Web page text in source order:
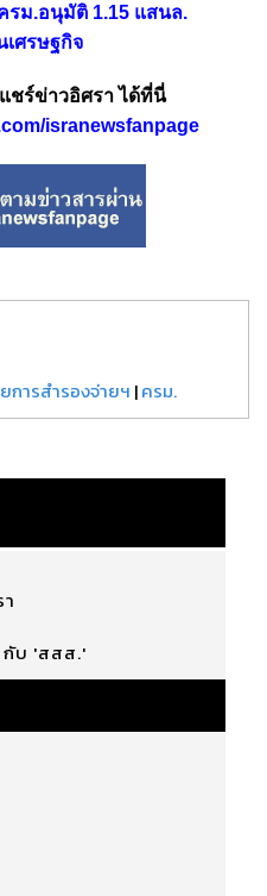
รม.อนุมัติ 1.15 แสนล.
เศรษฐกิจ
ชร์ข่าวอิศรา ได้ที่นี่
isranewsfanpage
การสำรองจ่ายฯ |ครม.
กับ 'สสส.'